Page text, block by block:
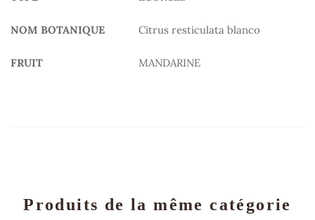
NOM BOTANIQUE Citrus resticulata blanco
FRUIT MANDARINE
Produits de la même catégorie